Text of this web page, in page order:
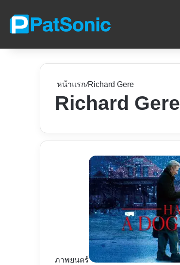
หน้าแรก/Richard Gere
Richard Gere
ภาพยนตร์